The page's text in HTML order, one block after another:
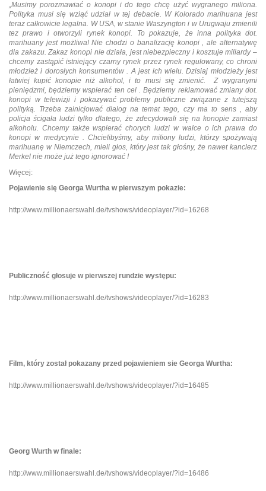
„Musimy porozmawiać o konopi i do tego chcę użyć wygranego miliona.
Polityka musi się wziąć udział w tej debacie. W Kolorado marihuana jest
teraz całkowicie legalna. W USA, w stanie Waszyngton i w Urugwaju zmienili
tez prawo i otworzyli rynek konopi. To pokazuje, że inna polityka dot.
marihuany jest możliwa! Nie chodzi o banalizację konopi , ale alternatywę
dla zakazu. Zakaz konopi nie działa, jest niebezpieczny i kosztuje miliardy –
chcemy zastąpić istniejący czarny rynek przez rynek regulowany, co chroni
młodzież i dorosłych konsumentów . A jest ich wielu. Dzisiaj młodzieży jest
łatwiej kupić konopie niż alkohol, i to musi się zmienić. Z wygranymi
pieniędzmi, będziemy wspierać ten cel . Będziemy reklamować zmiany dot.
konopi w telewizji i pokazywać problemy publiczne związane z tutejszą
polityką. Trzeba zainicjować dialog na temat tego, czy ma to sens , aby
policja ścigała ludzi tylko dlatego, że zdecydowali się na konopie zamiast
alkoholu. Chcemy także wspierać chorych ludzi w walce o ich prawa do
konopi w medycynie . Chcielibyśmy, aby miliony ludzi, którzy spożywają
marihuanę w Niemczech, mieli głos, który jest tak głośny, że nawet kanclerz
Merkel nie może już tego ignorować !
Więcej:
Pojawienie się Georga Wurtha w pierwszym pokazie:
http://www.millionaerswahl.de/tvshows/videoplayer/?id=16268
Publiczność głosuje w pierwszej rundzie występu:
http://www.millionaerswahl.de/tvshows/videoplayer/?id=16283
Film, który został pokazany przed pojawieniem sie Georga Wurtha:
http://www.millionaerswahl.de/tvshows/videoplayer/?id=16485
Georg Wurth w finale:
http://www.millionaerswahl.de/tvshows/videoplayer/?id=16486